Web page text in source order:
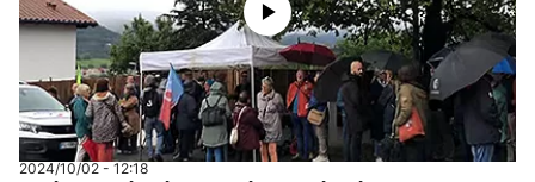
2024/10/02 - 12:18